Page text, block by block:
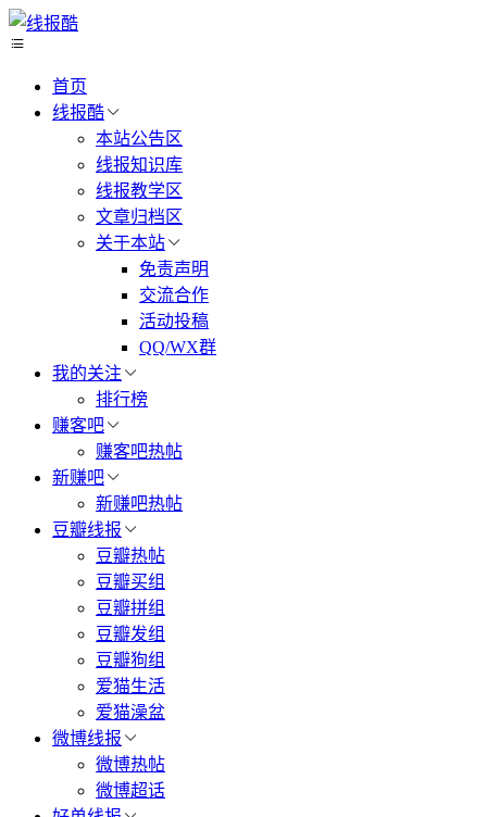
首页
线报酷
本站公告区
线报知识库
线报教学区
文章归档区
关于本站
免责声明
交流合作
活动投稿
QQ/WX群
我的关注
排行榜
赚客吧
赚客吧热帖
新赚吧
新赚吧热帖
豆瓣线报
豆瓣热帖
豆瓣买组
豆瓣拼组
豆瓣发组
豆瓣狗组
爱猫生活
爱猫澡盆
微博线报
微博热帖
微博超话